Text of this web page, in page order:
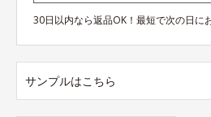
30日以内なら返品OK！最短で次の日に
サンプルはこちら